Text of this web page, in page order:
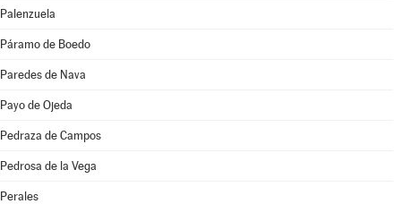
Palenzuela
Páramo de Boedo
Paredes de Nava
Payo de Ojeda
Pedraza de Campos
Pedrosa de la Vega
Perales